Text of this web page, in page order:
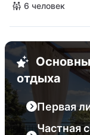
6 человек
отдыха
Первая
Частная